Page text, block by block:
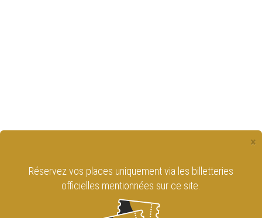
×
Réservez vos places uniquement via les billetteries
officielles mentionnées sur ce site.